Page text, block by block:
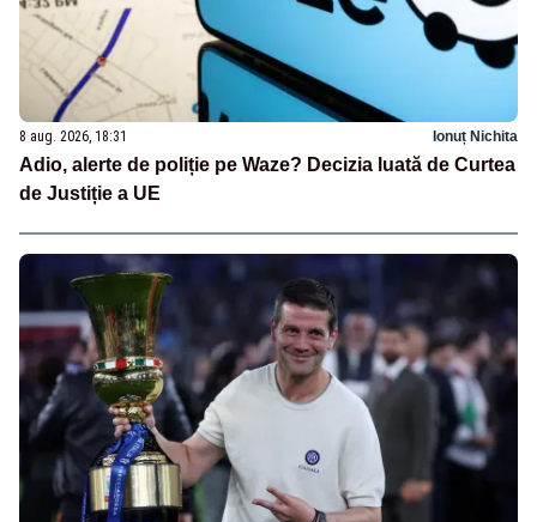
8 aug. 2026, 18:31 Ionuț Nichita
Adio, alerte de poliție pe Waze? Decizia luată de Curtea
de Justiție a UE